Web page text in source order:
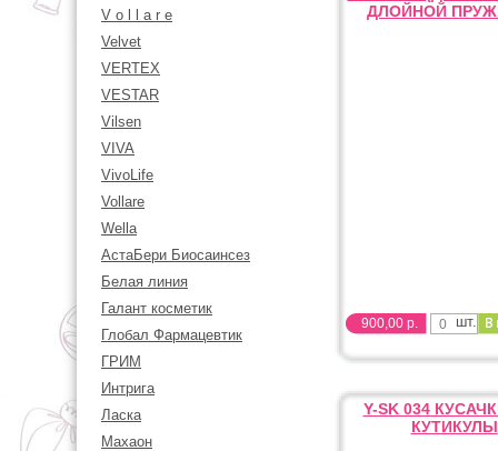
V o l l a r e
Velvet
VERTEX
VESTAR
Vilsen
VIVA
VivoLife
Vollare
Wella
АстаБери Биосаинсез
Белая линия
Галант косметик
Глобал Фармацевтик
ГРИМ
Интрига
Ласка
Махаон
ДЛОЙНОЙ
900,00 р. шт.
Y-SK 034
КУТИКУЛЫ